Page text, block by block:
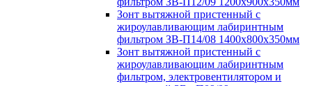
Зонт вытяжной пристенный с
жироулавливающим лабиринтным
фильтром ЗВ-П14/08 1400х800х350мм
Зонт вытяжной пристенный с
жироулавливающим лабиринтным
фильтром, электровентилятором и